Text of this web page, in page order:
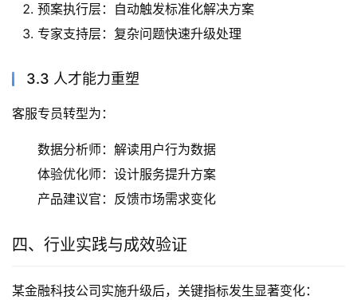
预案执行层：自动触发标准化解决方案
专家支持层：复杂问题快速升级处理
3.3 人才能力重塑
客服专员转型为：
数据分析师：解读用户行为数据
体验优化师：设计服务提升方案
产品建议官：反馈市场需求变化
四、行业实践与成效验证
某金融科技公司实施升级后，关键指标发生显著变化：